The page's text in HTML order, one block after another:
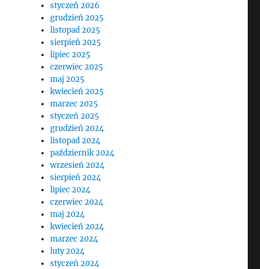
styczeń 2026
grudzień 2025
listopad 2025
sierpień 2025
lipiec 2025
czerwiec 2025
maj 2025
kwiecień 2025
marzec 2025
styczeń 2025
grudzień 2024
listopad 2024
październik 2024
wrzesień 2024
sierpień 2024
lipiec 2024
czerwiec 2024
maj 2024
kwiecień 2024
marzec 2024
luty 2024
styczeń 2024